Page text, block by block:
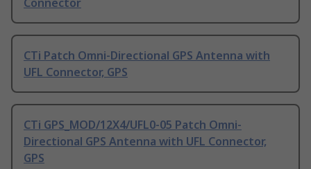
Connector
CTi Patch Omni-Directional GPS Antenna with
UFL Connector, GPS
CTi GPS_MOD/12X4/UFL0-05 Patch Omni-
Directional GPS Antenna with UFL Connector,
GPS